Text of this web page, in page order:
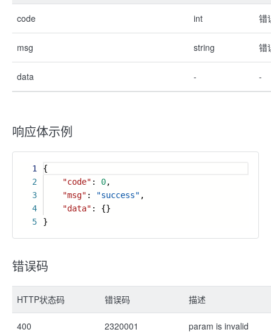
code int 错
msg string 错
data - -
响应体示例
1
2
3
4
5
{
"code" : 0,
"msg" : "success" ,
"data" : {}
}
错误码
HTTP状态码 错误码 描述
400 2320001 param is invalid